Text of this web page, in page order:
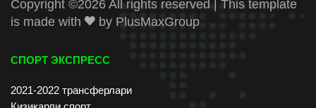
Copyright ©2026 All rights reserved | This template
is made with
by PlusMaxGroup
СПОРТ ЭКСПРЕСС
2021-2022 трансферлари